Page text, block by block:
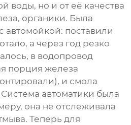
воды, но и от её качества
органики. Была
автомойкой: поставили
а через год резко
в водопровод
порция железа
и смола
автоматики была
она не отслеживала
Теперь для